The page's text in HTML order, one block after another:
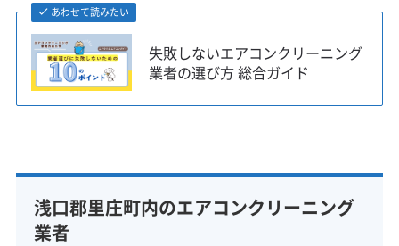
あわせて読みたい
失敗しないエアコンクリーニング
業者の選び方 総合ガイド
浅口郡里庄町内のエアコンクリーニング
業者